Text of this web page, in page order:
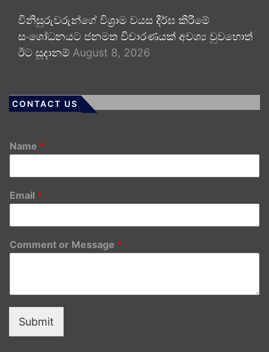
විනිසුරුවරුන්ගේ විශ්‍රාම වයස දීර්ඝ කිරීමේ
සංශෝධනයට ජනමත විචාරණයක් අවශ්‍ය වුවහොත්
ඊට සූදානම් August 8, 2026
CONTACT US
Name *
Email *
Comment or Message *
Submit